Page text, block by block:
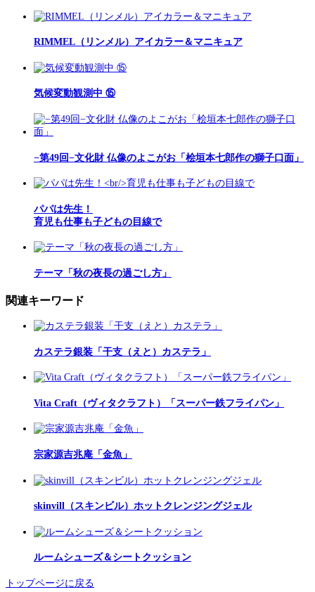
RIMMEL（リンメル）アイカラー＆マニキュア
気候変動観測中 ⑮
−第49回−文化財 仏像のよこがお「桧垣本七郎作の獅子口面」
パパは先生！
育児も仕事も子どもの目線で
テーマ「秋の夜長の過ごし方」
関連キーワード
カステラ銀装「干支（えと）カステラ」
Vita Craft（ヴィタクラフト）「スーパー鉄フライパン」
宗家源吉兆庵「金魚」
skinvill（スキンビル）ホットクレンジングジェル
ルームシューズ＆シートクッション
トップページに戻る